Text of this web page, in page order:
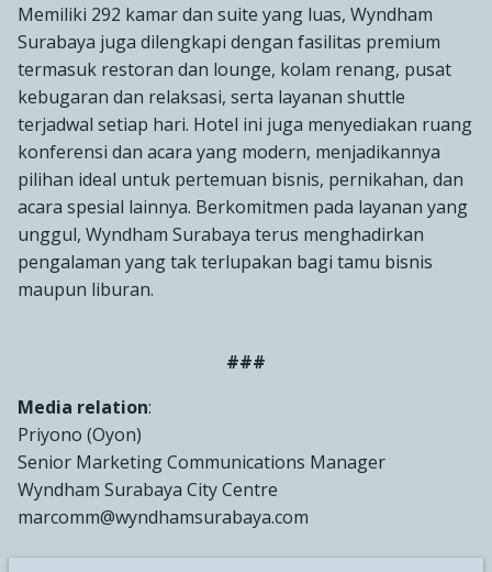
Memiliki 292 kamar dan suite yang luas, Wyndham
Surabaya juga dilengkapi dengan fasilitas premium
termasuk restoran dan lounge, kolam renang, pusat
kebugaran dan relaksasi, serta layanan shuttle
terjadwal setiap hari. Hotel ini juga menyediakan ruang
konferensi dan acara yang modern, menjadikannya
pilihan ideal untuk pertemuan bisnis, pernikahan, dan
acara spesial lainnya. Berkomitmen pada layanan yang
unggul, Wyndham Surabaya terus menghadirkan
pengalaman yang tak terlupakan bagi tamu bisnis
maupun liburan.
###
Media relation:
Priyono (Oyon)
Senior Marketing Communications Manager
Wyndham Surabaya City Centre
marcomm@wyndhamsurabaya.com